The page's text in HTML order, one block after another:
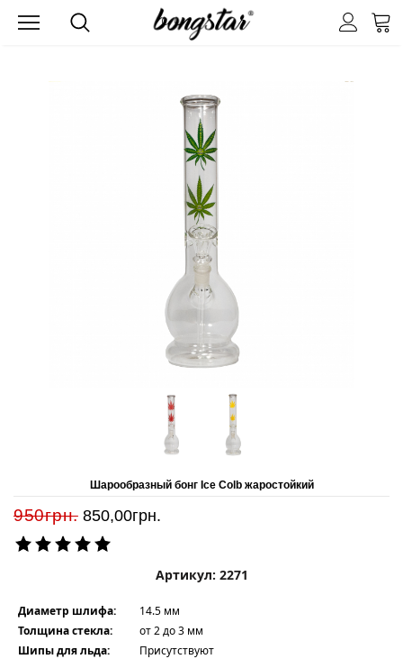
Шарообразный бонг Ice Colb жаростойкий
950грн. 850,00грн.
Артикул: 2271
Диаметр шлифа:
14.5 мм
Толщина стекла:
от 2 до 3 мм
Шипы для льда:
Присутствуют